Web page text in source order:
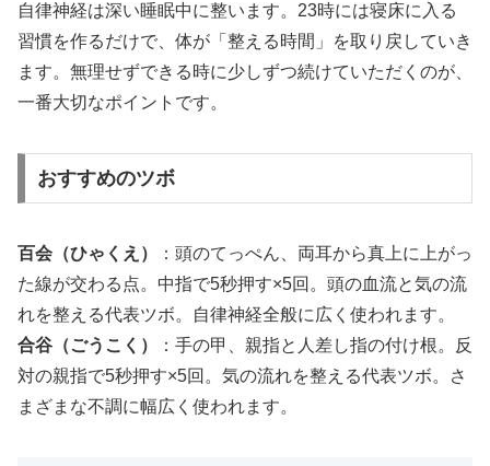
自律神経は深い睡眠中に整います。23時には寝床に入る
習慣を作るだけで、体が「整える時間」を取り戻していき
ます。無理せずできる時に少しずつ続けていただくのが、
一番大切なポイントです。
おすすめのツボ
百会（ひゃくえ）
：頭のてっぺん、両耳から真上に上がっ
た線が交わる点。中指で5秒押す×5回。頭の血流と気の流
れを整える代表ツボ。自律神経全般に広く使われます。
合谷（ごうこく）
：手の甲、親指と人差し指の付け根。反
対の親指で5秒押す×5回。気の流れを整える代表ツボ。さ
まざまな不調に幅広く使われます。